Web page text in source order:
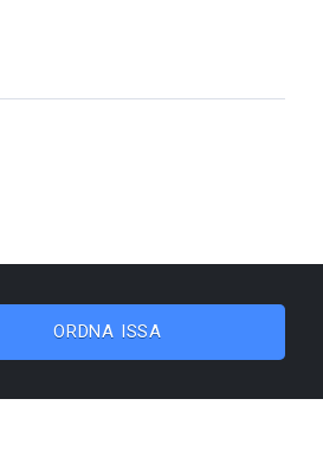
ORDNA ISSA